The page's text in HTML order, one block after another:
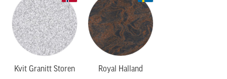
Kvit Granitt Storen Royal Halland